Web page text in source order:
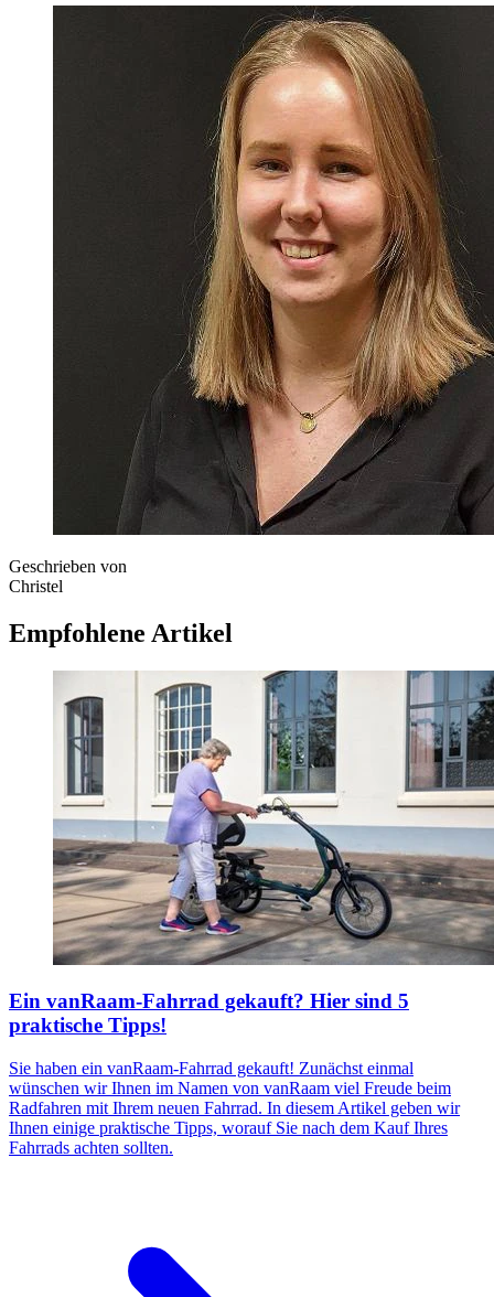
Geschrieben von
Christel
Empfohlene Artikel
Ein vanRaam-Fahrrad gekauft? Hier sind 5
praktische Tipps!
Sie haben ein vanRaam-Fahrrad gekauft! Zunächst einmal
wünschen wir Ihnen im Namen von vanRaam viel Freude beim
Radfahren mit Ihrem neuen Fahrrad. In diesem Artikel geben wir
Ihnen einige praktische Tipps, worauf Sie nach dem Kauf Ihres
Fahrrads achten sollten.